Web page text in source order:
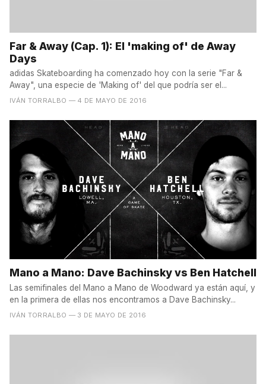
Far & Away (Cap. 1): El 'making of' de Away
Days
adidas Skateboarding ha comenzado hoy con la serie "Far &
Away", una especie de 'Making of' del que podría ser el...
IVÁN TORRALBO — 4 DE MAYO DE 2016
Mano a Mano: Dave Bachinsky vs Ben Hatchell
Las semifinales del Mano a Mano de Woodward ya están aquí, y
en la primera de ellas nos encontramos a Dave Bachinsky...
IVÁN TORRALBO — 3 DE MAYO DE 2016